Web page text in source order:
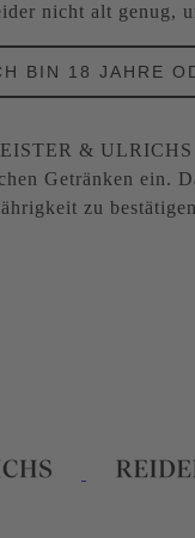
nicht alt genug,
BIN 18 JAHRE
& ULRICHS
Getränken ein.
zu